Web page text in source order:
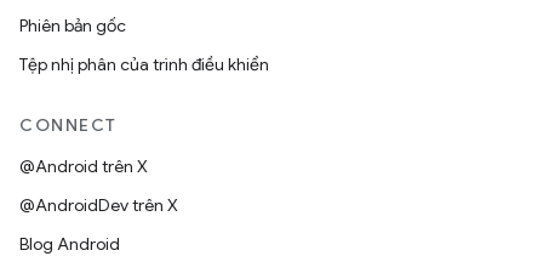
Phiên bản gốc
Tệp nhị phân của trình điều khiển
CONNECT
@Android trên X
@AndroidDev trên X
Blog Android